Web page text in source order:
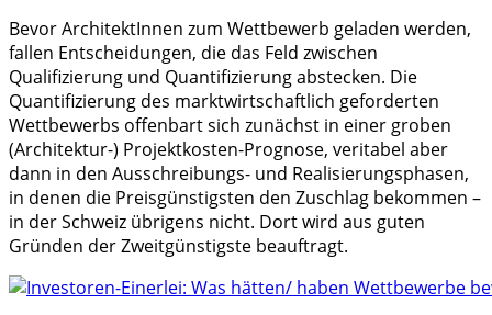
Bevor ArchitektInnen zum Wettbewerb geladen werden,
fallen Entscheidungen, die das Feld zwischen
Qualifizierung und Quantifizierung abstecken. Die
Quantifizierung des marktwirtschaftlich geforderten
Wettbewerbs offenbart sich zunächst in einer groben
(Architektur-) Projektkosten-Prognose, veritabel aber
dann in den Ausschreibungs- und Realisierungsphasen,
in denen die Preisgünstigsten den Zuschlag bekommen –
in der Schweiz übrigens nicht. Dort wird aus guten
Gründen der Zweitgünstigste beauftragt.